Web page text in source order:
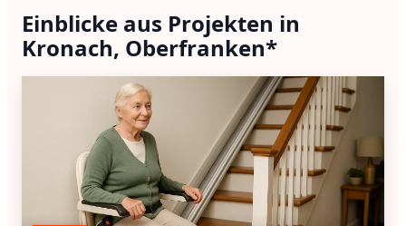
Einblicke aus Projekten in
Kronach, Oberfranken*